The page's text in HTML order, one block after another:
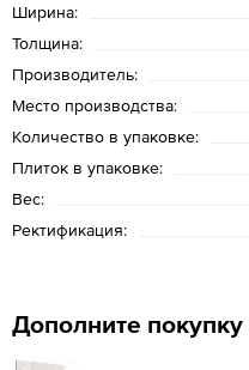
Ширина:
Толщина:
Производитель:
Место производства:
Количество в упаковке:
Плиток в упаковке:
Вес:
Ректификация:
Дополните покупку